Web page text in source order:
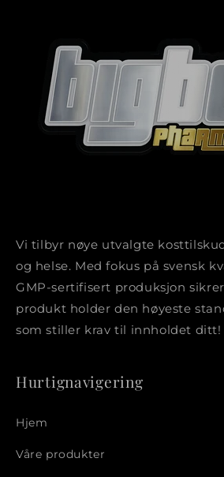
Vi tilbyr nøye utvalgte
og helse. Med fokus på svensk
GMP-sertifisert produksjon
produkt holder den høyeste
som stiller krav til innholdet ditt!
Hurtignavigering
Hjem
Våre produkter